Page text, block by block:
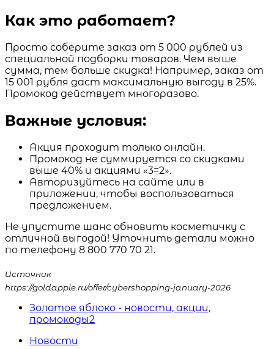
Как это работает?
Просто соберите заказ от 5 000 рублей из
специальной подборки товаров. Чем выше
сумма, тем больше скидка! Например, заказ от
15 001 рубля даст максимальную выгоду в 25%.
Промокод действует многоразово.
Важные условия:
Акция проходит только онлайн.
Промокод не суммируется со скидками
выше 40% и акциями «3=2».
Авторизуйтесь на сайте или в
приложении, чтобы воспользоваться
предложением.
Не упустите шанс обновить косметичку с
отличной выгодой! Уточнить детали можно
по телефону 8 800 770 70 21.
Источник
https://goldapple.ru/offer/cybershopping-january-2026
Золотое яблоко - новости, акции,
промокоды2
Новости